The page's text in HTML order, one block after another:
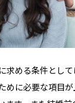
求める条件とし
めに必要な項目